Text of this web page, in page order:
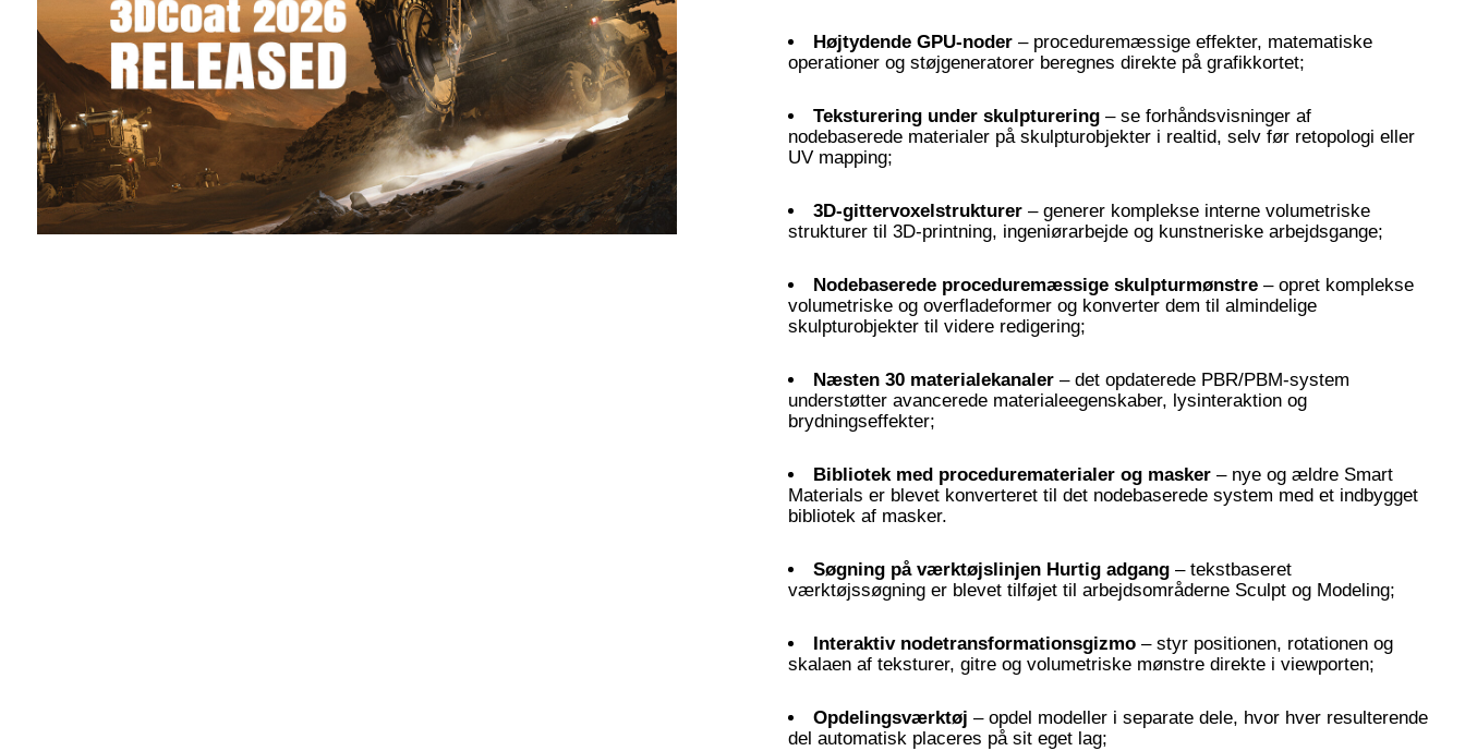
Højtydende GPU-noder – proceduremæssige effekter, matematiske
operationer og støjgeneratorer beregnes direkte på grafikkortet;
Teksturering under skulpturering – se forhåndsvisninger af
nodebaserede materialer på skulpturobjekter i realtid, selv før retopologi eller
UV mapping;
3D-gittervoxelstrukturer – generer komplekse interne volumetriske
strukturer til 3D-printning, ingeniørarbejde og kunstneriske arbejdsgange;
Nodebaserede proceduremæssige skulpturmønstre – opret komplekse
volumetriske og overfladeformer og konverter dem til almindelige
skulpturobjekter til videre redigering;
Næsten 30 materialekanaler – det opdaterede PBR/PBM-system
understøtter avancerede materialeegenskaber, lysinteraktion og
brydningseffekter;
Bibliotek med procedurematerialer og masker – nye og ældre Smart
Materials er blevet konverteret til det nodebaserede system med et indbygget
bibliotek af masker.
Søgning på værktøjslinjen Hurtig adgang – tekstbaseret
værktøjssøgning er blevet tilføjet til arbejdsområderne Sculpt og Modeling;
Interaktiv nodetransformationsgizmo – styr positionen, rotationen og
skalaen af ​​teksturer, gitre og volumetriske mønstre direkte i viewporten;
Opdelingsværktøj – opdel modeller i separate dele, hvor hver resulterende
del automatisk placeres på sit eget lag;